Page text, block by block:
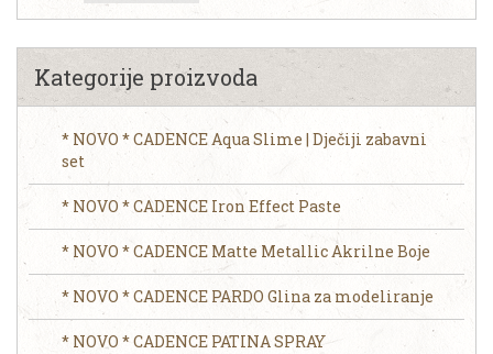
Kategorije proizvoda
* NOVO * CADENCE Aqua Slime | Dječiji zabavni
set
* NOVO * CADENCE Iron Effect Paste
* NOVO * CADENCE Matte Metallic Akrilne Boje
* NOVO * CADENCE PARDO Glina za modeliranje
* NOVO * CADENCE PATINA SPRAY